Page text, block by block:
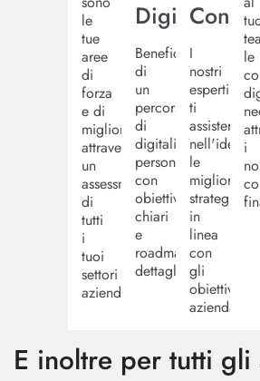
le
tue
aree
di
forza
e di
miglioramento
attraverso
un
assessment
di
tutti
i
tuoi
settori
aziendali.
Digitale
Beneficia
di
un
percorso
di
digitalizzazione
personalizzato
con
obiettivi
chiari
e
roadmap
dettagliate.
I
nostri
esperti
ti
le
migliori
strategie
in
linea
con
gli
obiettivi
aziendali.
le
i
E inoltre per tutti gli